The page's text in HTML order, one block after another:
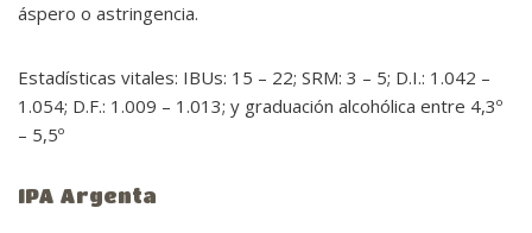
áspero o astringencia.
Estadísticas vitales: IBUs: 15 – 22; SRM: 3 – 5; D.I.: 1.042 –
1.054; D.F.: 1.009 – 1.013; y graduación alcohólica entre 4,3º
– 5,5º
IPA Argenta